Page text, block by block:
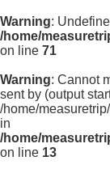
Warning:
/home/
on line 71
Warning: Cannot
sent by (output
/home/
in
/home/
on line 13